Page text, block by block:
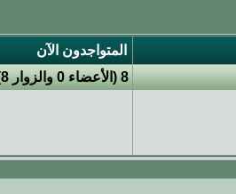
المتواجدون الآن
8 (الأعضاء 0 والزوار 8)